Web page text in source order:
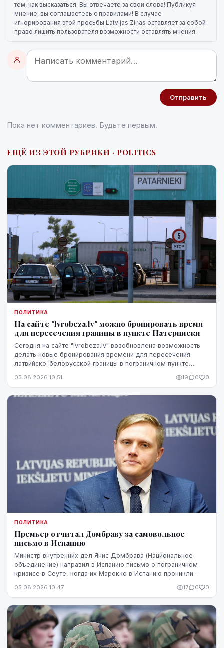
тем, как высказаться. Вы отвечаете за свои слова! Публикуя
мнение, вы соглашаетесь с правилами! В случае
игнорирования этой просьбы Latvijas Ziņas оставляет за собой
право лишить пользователя возможности оставлять мнения.
Отправить
Пока нет комментариев. Будьте первым.
ЕЩЁ ИЗ ЭТОЙ РУБРИКИ · POLITICS
ПОЛИТИКА
На сайте "lvrobeza.lv" можно бронировать время
для пересечения границы в пункте Патерниеки
Сегодня на сайте "lvrobeza.lv" возобновлена возможность
делать новые бронирования времени для пересечения
латвийско-белорусской границы в пограничном пункте
05.08.2026 10:51 19 0 0
ПОЛИТИКА
Премьер отчитал Домбраву за самовольное
письмо в Испанию
Министр внутренних дел Янис Домбрава (Национальное
объединение) направил в Испанию письмо о пограничном
кризисе в Сеуте, когда их Марокко в Испанию проникли
чувствительно.
05.08.2026 10:47 17 0 0